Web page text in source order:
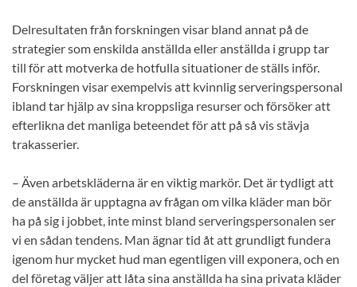
Delresultaten från forskningen visar bland annat på de
strategier som enskilda anställda eller anställda i grupp tar
till för att motverka de hotfulla situationer de ställs inför.
Forskningen visar exempelvis att kvinnlig serveringspersonal
ibland tar hjälp av sina kroppsliga resurser och försöker att
efterlikna det manliga beteendet för att på så vis stävja
trakasserier.
– Även arbetskläderna är en viktig markör. Det är tydligt att
de anställda är upptagna av frågan om vilka kläder man bör
ha på sig i jobbet, inte minst bland serveringspersonalen ser
vi en sådan tendens. Man ägnar tid åt att grundligt fundera
igenom hur mycket hud man egentligen vill exponera, och en
del företag väljer att låta sina anställda ha sina privata kläder